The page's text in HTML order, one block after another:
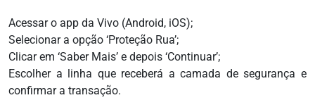
Acessar o app da Vivo (Android, iOS);
Selecionar a opção ‘Proteção Rua’;
Clicar em ‘Saber Mais’ e depois ‘Continuar’;
Escolher a linha que receberá a camada de segurança e
confirmar a transação.